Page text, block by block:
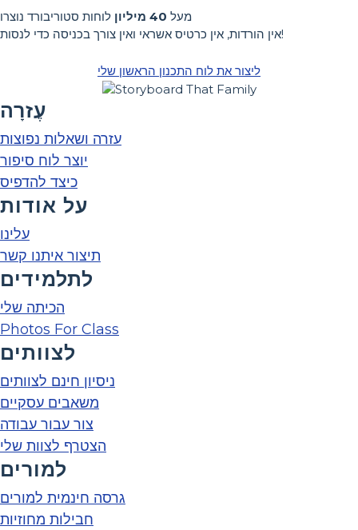
מעל 40 מיליון
לוחות סטוריבורד נוצרו
אין הורדות, אין כרטיס אשראי ואין צורך בכניסה כדי לנסות!
ליצור את לוח התכנון הראשון שלי
עֶזרָה
עזרה ושאלות נפוצות
יוצר לוח סיפור
כיצד להדפיס
על אודות
עלינו
תיצור איתנו קשר
לתלמידים
הכיתה שלי
Photos For Class
לצוותים
ניסיון חינם לצוותים
משאבים עסקיים
צור עבור עבודה
הצטרף לצוות שלי
למורים
גרסה חינמית למורים
חבילות מחוזיות